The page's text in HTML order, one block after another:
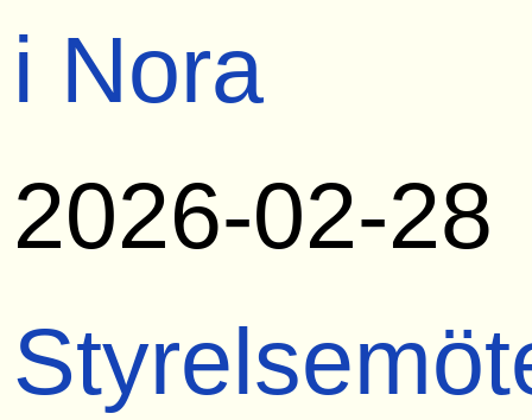
i Nora
2026-02-28